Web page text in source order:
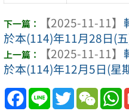
【2025-11-11】
於本(114)年11月28日(
【2025-11-11】
於本(114)年12月5日(星
Facebook
Line Twitter